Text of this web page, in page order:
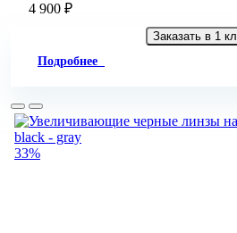
4 900 ₽
Заказать в 1
Подробнее
33%